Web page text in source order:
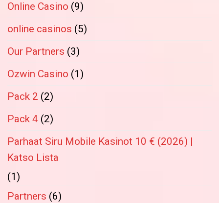
Online Casino (9)
online casinos (5)
Our Partners (3)
Ozwin Casino (1)
Pack 2 (2)
Pack 4 (2)
Parhaat Siru Mobile Kasinot 10 € (2026) |
Katso Lista
(1)
Partners (6)